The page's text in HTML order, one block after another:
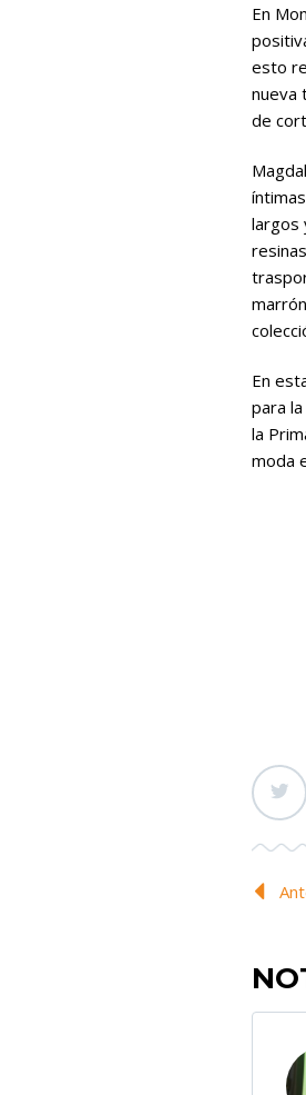
En
esto
nueva
de
largos
En
para
la
moda